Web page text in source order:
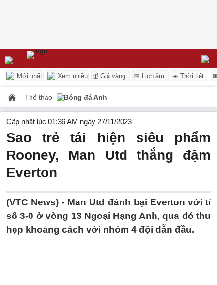
Mới nhất Xem nhiều 💰 Giá vàng 📅 Lịch âm ☀️ Thời tiết
Thể thao Bóng đá Anh
Cập nhật lúc 01:36 AM ngày 27/11/2023
Sao trẻ tái hiện siêu phẩm
Rooney, Man Utd thắng đậm
Everton
(VTC News) - Man Utd đánh bại Everton với tỉ
số 3-0 ở vòng 13 Ngoại Hạng Anh, qua đó thu
hẹp khoảng cách với nhóm 4 đội dẫn đầu.